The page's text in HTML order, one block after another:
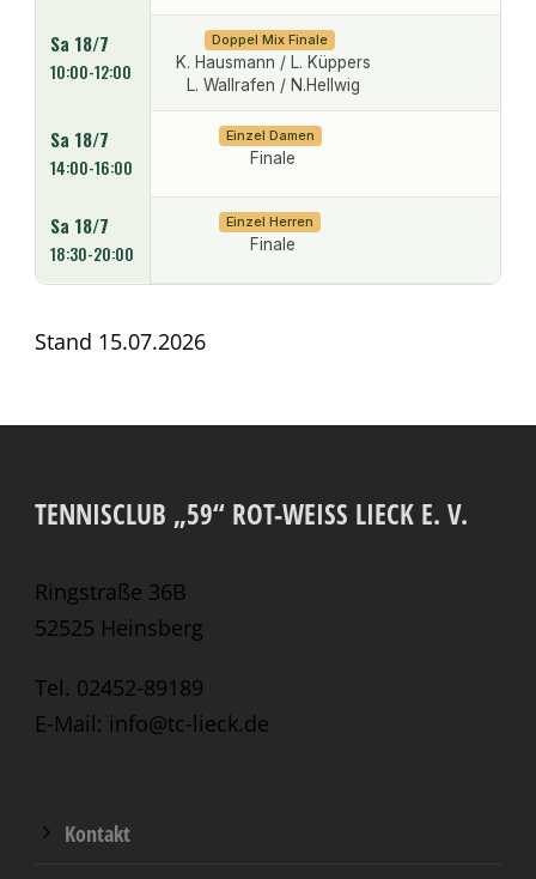
Sa 18/7
10:00-12:00
Doppel Mix Finale
K. Hausmann / L. Küppers
L. Wallrafen / N.Hellwig
Sa 18/7
14:00-16:00
Einzel Damen
Finale
Sa 18/7
18:30-20:00
Einzel Herren
Finale
Stand 15.07.2026
TENNISCLUB „59“ ROT-WEISS LIECK E. V.
Ringstraße 36B
52525 Heinsberg
Tel. 02452-89189
E-Mail: info@tc-lieck.de
Kontakt